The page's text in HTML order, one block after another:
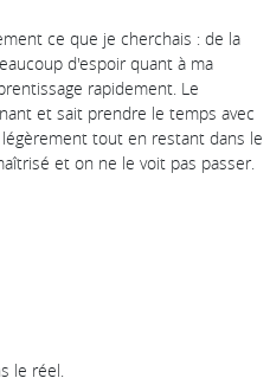
ce que je cherchais : de la
d'espoir quant à ma
rapidement. Le
et sait prendre le temps avec
tout en restant dans le
et on ne le voit pas passer.
le réel.